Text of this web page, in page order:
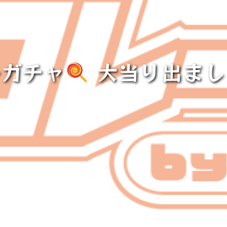
チャ 大当り出ま